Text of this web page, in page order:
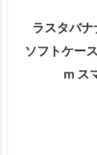
ラスタバ
ソフトケー
m ス